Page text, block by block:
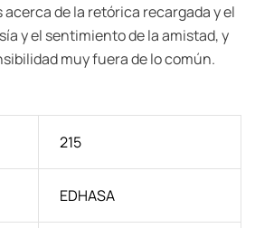
de la retórica recargada y el
y el sentimiento de la amistad, y
muy fuera de lo común.
215
EDHASA